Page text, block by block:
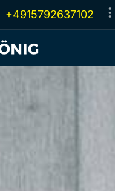
+4915792637102